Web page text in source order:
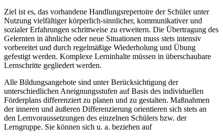
Ziel ist es, das vorhandene Handlungsrepertoire der Schüler unter
Nutzung vielfältiger körperlich-sinnlicher, kommunikativer und
sozialer Erfahrungen schrittweise zu erweitern. Die Übertragung des
Gelernten in ähnliche oder neue Situationen muss stets intensiv
vorbereitet und durch regelmäßige Wiederholung und Übung
gefestigt werden. Komplexe Lerninhalte müssen in überschaubare
Lernschritte gegliedert werden.
Alle Bildungsangebote sind unter Berücksichtigung der
unterschiedlichen Aneignungsstufen auf Basis des individuellen
Förderplans differenziert zu planen und zu gestalten. Maßnahmen
der inneren und äußeren Differenzierung orientieren sich stets an
den Lernvoraussetzungen des einzelnen Schülers bzw. der
Lerngruppe. Sie können sich u. a. beziehen auf